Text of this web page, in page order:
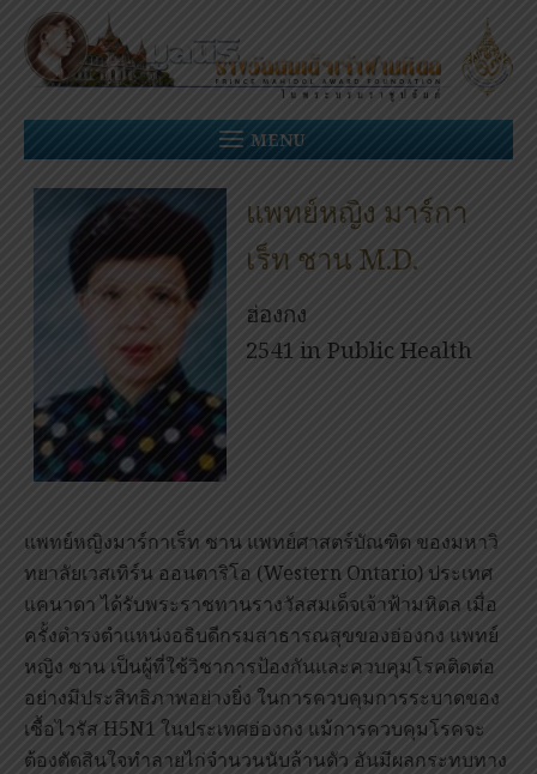
Skip
content
MENU
แพทย์หญิง มาร์กา
เร็ท ชาน M.D.
ฮ่องกง
2541 in Public Health
แพทย์หญิงมาร์กาเร็ท ชาน แพทย์ศาสตร์บัณฑิต ของมหาวิ
ทยาลัยเวสเทิร์น ออนตาริโอ (Western Ontario) ประเทศ
แคนาดา ได้รับพระราชทานรางวัลสมเด็จเจ้าฟ้ามหิดล เมื่อ
ครั้งดำรงตำแหน่งอธิบดีกรมสาธารณสุขของฮ่องกง แพทย์
หญิง ชาน เป็นผู้ที่ใช้วิชาการป้องกันและควบคุมโรคติดต่อ
อย่างมีประสิทธิภาพอย่างยิ่ง ในการควบคุมการระบาดของ
เชื้อไวรัส H5N1 ในประเทศฮ่องกง แม้การควบคุมโรคจะ
ต้องตัดสินใจทำลายไก่จำนวนนับล้านตัว อันมีผลกระทบทาง